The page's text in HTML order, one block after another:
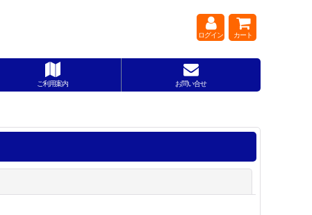
ログイン カート
ご利用案内 お問い合せ